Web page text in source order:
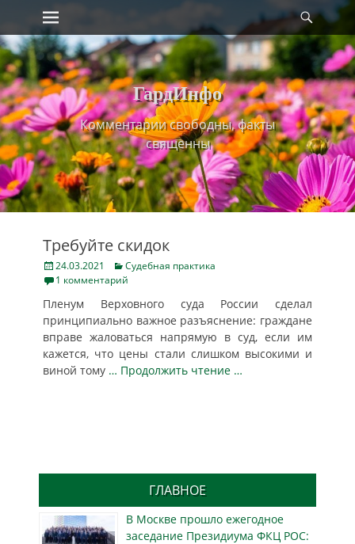
Skip
to
content
Primary Menu
ГардИнфо
Комментарии свободны, факты
священны
Требуйте скидок
Posted
on
24.03.2021 Categories
Судебная практика
1 комментарий
Пленум Верховного суда России сделал
принципиально важное разъяснение: граждане
вправе жаловаться напрямую в суд, если им
кажется, что цены стали слишком высокими и
виной тому … Продолжить чтение …
ГЛАВНОЕ
В Москве прошло ежегодное
заседание Президиума ФКЦ РОС: